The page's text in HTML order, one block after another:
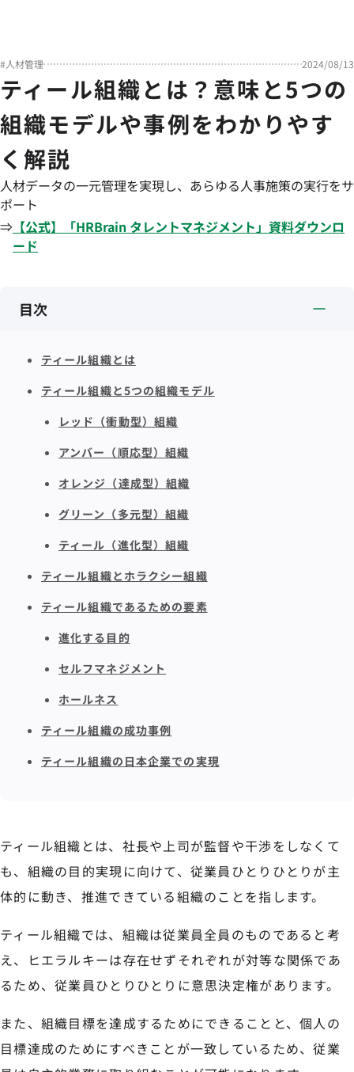
#人材管理 2024/08/13
ティール組織とは？意味と5つの
組織モデルや事例をわかりやす
く解説
人材データの一元管理を実現し、あらゆる人事施策の実行をサ
ポート
⇒ 【公式】「HRBrain タレントマネジメント」資料ダウンロ
ード
目次
ティール組織とは
ティール組織と5つの組織モデル
レッド（衝動型）組織
アンバー（順応型）組織
オレンジ（達成型）組織
グリーン（多元型）組織
ティール（進化型）組織
ティール組織とホラクシー組織
ティール組織であるための要素
進化する目的
セルフマネジメント
ホールネス
ティール組織の成功事例
ティール組織の日本企業での実現
ティール組織とは、社長や上司が監督や干渉をしなくて
も、組織の目的実現に向けて、従業員ひとりひとりが主
体的に動き、推進できている組織のことを指します。
ティール組織では、組織は従業員全員のものであると考
え、ヒエラルキーは存在せずそれぞれが対等な関係であ
るため、従業員ひとりひとりに意思決定権があります。
また、組織目標を達成するためにできることと、個人の
目標達成のためにすべきことが一致しているため、従業